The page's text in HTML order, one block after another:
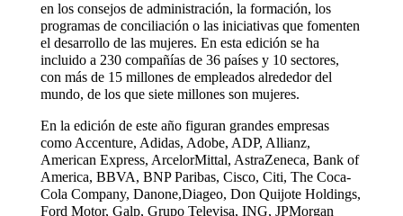
en los consejos de administración, la formación, los
programas de conciliación o las iniciativas que fomenten
el desarrollo de las mujeres. En esta edición se ha
incluido a 230 compañías de 36 países y 10 sectores,
con más de 15 millones de empleados alrededor del
mundo, de los que siete millones son mujeres.
En la edición de este año figuran grandes empresas
como Accenture, Adidas, Adobe, ADP, Allianz,
American Express, ArcelorMittal, AstraZeneca, Bank of
America, BBVA, BNP Paribas, Cisco, Citi, The Coca-
Cola Company, Danone,Diageo, Don Quijote Holdings,
Ford Motor, Galp, Grupo Televisa, ING, JPMorgan